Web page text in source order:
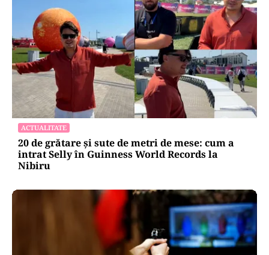
ACTUALITATE
20 de grătare și sute de metri de mese: cum a
intrat Selly în Guinness World Records la
Nibiru